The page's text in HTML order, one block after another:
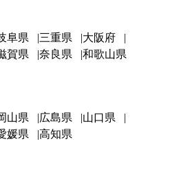
阜県 三重県
大阪府
賀県 奈良県 和歌山県
山県 広島県
山口県
媛県 高知県